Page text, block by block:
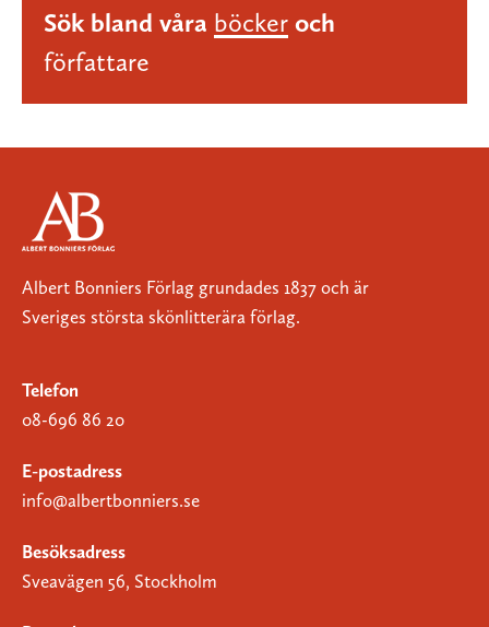
Sök bland våra böcker och
författare
Albert Bonniers Förlag grundades 1837 och är
Sveriges största skönlitterära förlag.
Telefon
08-696 86 20
E-postadress
info@albertbonniers.se
Besöksadress
Sveavägen 56, Stockholm